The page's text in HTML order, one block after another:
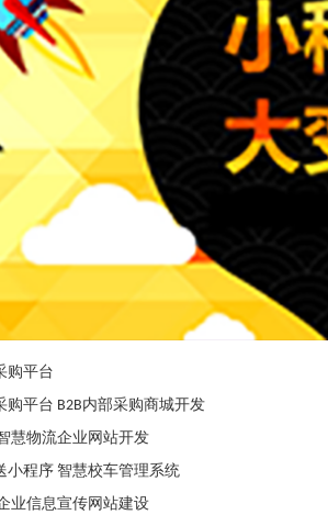
购平台
购平台 B2B内部采购商城开发
慧物流企业网站开发
小程序 智慧校车管理系统
业信息宣传网站建设